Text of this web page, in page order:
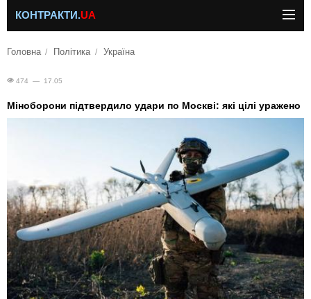
КОНТРАКТИ.UA
Головна Політика Україна
474 — 17.05
Міноборони підтвердило удари по Москві: які цілі уражено